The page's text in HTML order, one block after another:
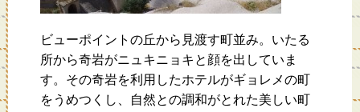
ビューポイントの丘から見渡す町並み。いたる
所から奇岩がニュキニョキと顔を出していま
す。その奇岩を利用したホテルがギョレメの町
をうめつくし、自然との調和がとれた美しい町